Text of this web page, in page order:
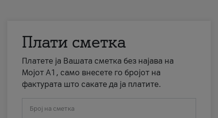
Плати сметка
Платете ја Вашата сметка без најава на
Мојот А1, само внесете го бројот на
фактурата што сакате да ја платите.
Број на сметка